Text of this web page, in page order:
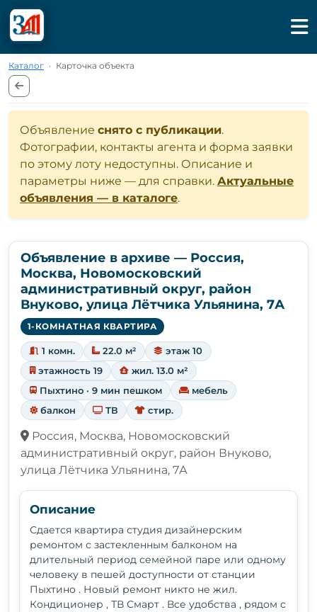
Каталог · Карточка объекта
Объявление снято с публикации.
Фотографии, контакты агента и форма заявки
по этому лоту недоступны. Описание и
параметры ниже — для справки. Актуальные
объявления — в каталоге.
Объявление в архиве — Россия,
Москва, Новомосковский
административный округ, район
Внуково, улица Лётчика Ульянина, 7А
1-КОМНАТНАЯ КВАРТИРА
1 комн. 22.0 м²
этаж 10
этажность 19
жил. 13.0 м²
Пыхтино · 9 мин пешком
мебель
балкон
ТВ стир.
Россия, Москва, Новомосковский
административный округ, район Внуково,
улица Лётчика Ульянина, 7А
Описание
Сдается квартира студия дизайнерским
ремонтом с застекленным балконом на
длительный период семейной паре или одному
человеку в пешей доступности от станции
Пыхтино . Новый ремонт никто не жил.
Кондиционер , ТВ Смарт . Все удобства , рядом с